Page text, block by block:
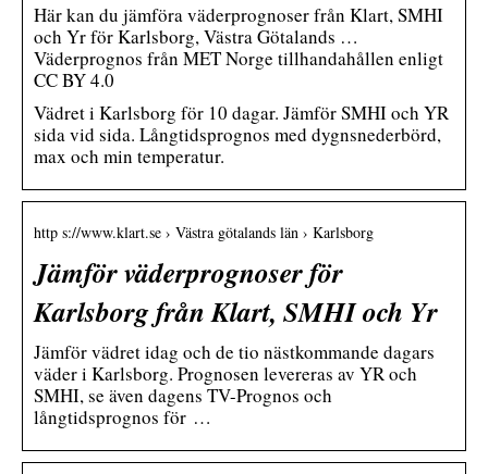
Här kan du jämföra väderprognoser från Klart, SMHI
och Yr för Karlsborg, Västra Götalands …
Väderprognos från MET Norge tillhandahållen enligt
CC BY 4.0
Vädret i Karlsborg för 10 dagar. Jämför SMHI och YR
sida vid sida. Långtidsprognos med dygnsnederbörd,
max och min temperatur.
http s://www.klart.se › Västra götalands län › Karlsborg
Jämför väderprognoser för
Karlsborg från Klart, SMHI och Yr
Jämför vädret idag och de tio nästkommande dagars
väder i Karlsborg. Prognosen levereras av YR och
SMHI, se även dagens TV-Prognos och
långtidsprognos för …